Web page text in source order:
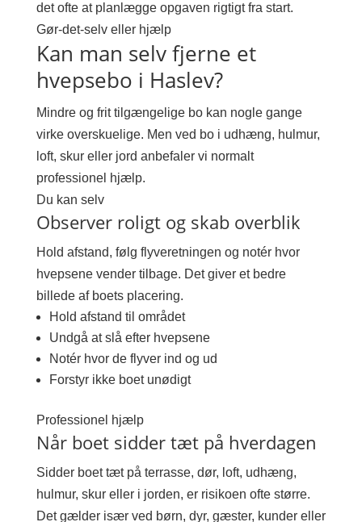
det ofte at planlægge opgaven rigtigt fra start.
Gør-det-selv eller hjælp
Kan man selv fjerne et
hvepsebo i Haslev?
Mindre og frit tilgængelige bo kan nogle gange
virke overskuelige. Men ved bo i udhæng, hulmur,
loft, skur eller jord anbefaler vi normalt
professionel hjælp.
Du kan selv
Observer roligt og skab overblik
Hold afstand, følg flyveretningen og notér hvor
hvepsene vender tilbage. Det giver et bedre
billede af boets placering.
Hold afstand til området
Undgå at slå efter hvepsene
Notér hvor de flyver ind og ud
Forstyr ikke boet unødigt
Professionel hjælp
Når boet sidder tæt på hverdagen
Sidder boet tæt på terrasse, dør, loft, udhæng,
hulmur, skur eller i jorden, er risikoen ofte større.
Det gælder især ved børn, dyr, gæster, kunder eller